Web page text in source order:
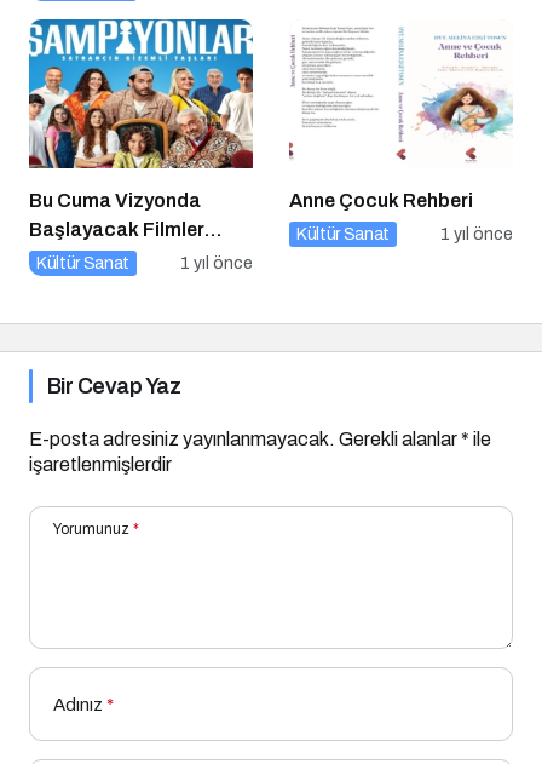
Bu Cuma Vizyonda
Başlayacak Filmler
Açıklandı
Kültür Sanat 1 yıl önce
Anne Çocuk Rehberi
Kültür Sanat 1 yıl önce
Bir Cevap Yaz
E-posta adresiniz yayınlanmayacak. Gerekli alanlar* ile
işaretlenmişlerdir
Yorumunuz *
Adınız *